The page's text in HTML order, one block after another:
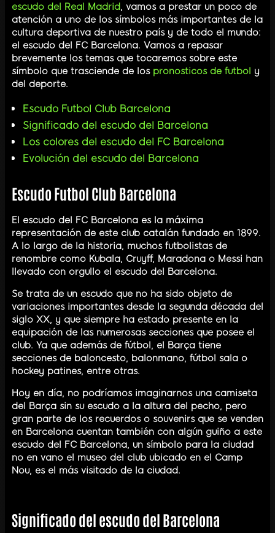
escudo del Real Madrid, vamos a prestar un poco de
atención a uno de los símbolos más importantes de la
cultura deportiva de nuestro país y de todo el mundo:
el escudo del FC Barcelona. Vamos a repasar
brevemente los temas que tocaremos sobre este
símbolo que trasciende de los pronosticos de futbol y
del deporte.
Escudo Futbol Club Barcelona
Significado del escudo del Barcelona
Los colores del escudo del FC Barcelona
Evolución del escudo del Barcelona
Escudo Futbol Club Barcelona
El escudo del FC Barcelona es la máxima
representación de este club catalán fundado en 1899.
A lo largo de la historia, muchos futbolistas de
renombre como Kubala, Cruyff, Maradona o Messi han
llevado con orgullo el escudo del Barcelona.
Se trata de un escudo que no ha sido objeto de
variaciones importantes desde la segunda década del
siglo XX, y que siempre ha estado presente en la
equipación de las numerosas secciones que posee el
club. Ya que además de fútbol, el Barça tiene
secciones de baloncesto, balonmano, fútbol sala o
hockey patines, entre otras.
Hoy en día, no podríamos imaginarnos una camiseta
del Barça sin su escudo a la altura del pecho, pero
gran parte de los recuerdos o souvenirs que se venden
en Barcelona cuentan también con algún guiño a este
escudo del FC Barcelona, un símbolo para la ciudad
no en vano el museo del club ubicado en el Camp
Nou, es el más visitado de la ciudad.
Significado del escudo del Barcelona